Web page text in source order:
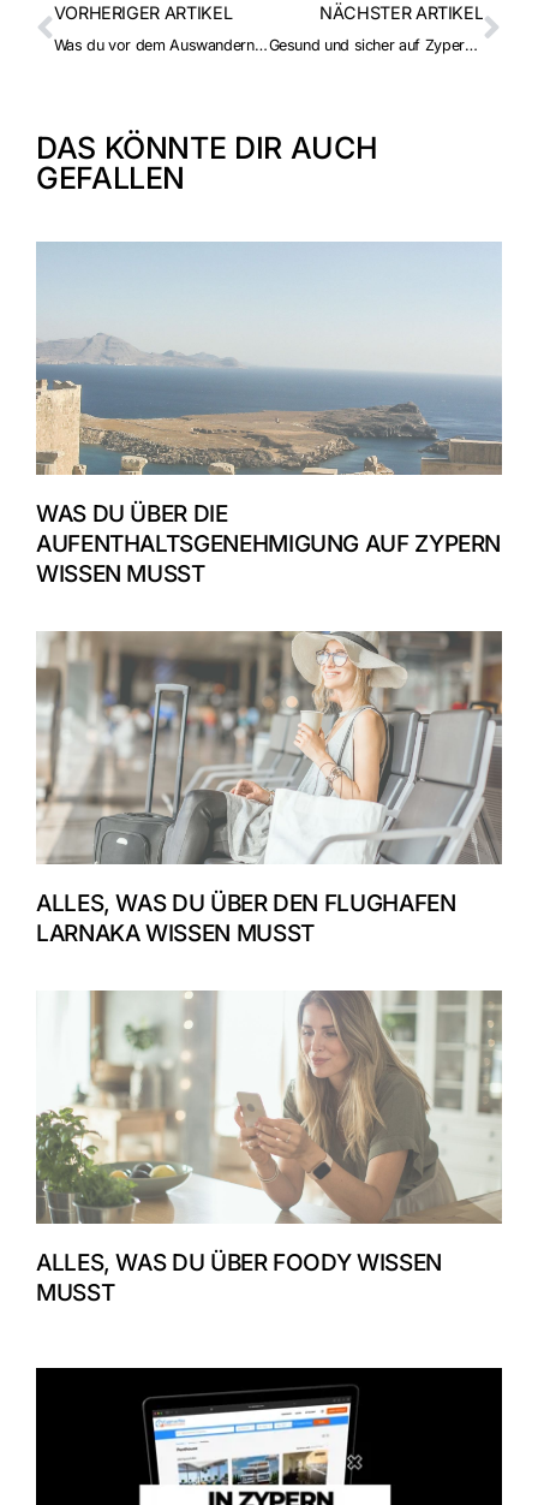
VORHERIGER ARTIKEL
Was du vor dem Auswandern über Zypern wissen solltest
NÄCHSTER ARTIKEL
Gesund und sicher auf Zypern leben!
DAS KÖNNTE DIR AUCH
GEFALLEN
WAS DU ÜBER DIE
AUFENTHALTSGENEHMIGUNG AUF ZYPERN
WISSEN MUSST
ALLES, WAS DU ÜBER DEN FLUGHAFEN
LARNAKA WISSEN MUSST
ALLES, WAS DU ÜBER FOODY WISSEN
MUSST